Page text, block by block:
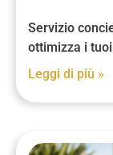
Servizio
ottimizza i
Leggi di più »